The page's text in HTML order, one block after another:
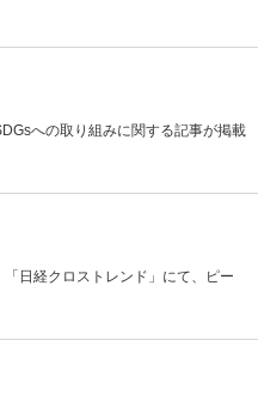
への取り組みに関する記事が掲載
「日経クロストレンド」にて、ピー